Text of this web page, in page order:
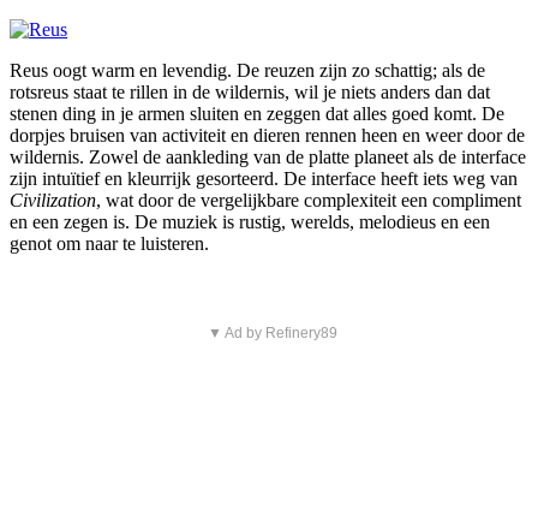
Reus oogt warm en levendig. De reuzen zijn zo schattig; als de
rotsreus staat te rillen in de wildernis, wil je niets anders dan dat
stenen ding in je armen sluiten en zeggen dat alles goed komt. De
dorpjes bruisen van activiteit en dieren rennen heen en weer door de
wildernis. Zowel de aankleding van de platte planeet als de interface
zijn intuïtief en kleurrijk gesorteerd. De interface heeft iets weg van
Civilization, wat door de vergelijkbare complexiteit een compliment
en een zegen is. De muziek is rustig, werelds, melodieus en een
genot om naar te luisteren.
▼ Ad by Refinery89